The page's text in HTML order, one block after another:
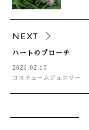
NEXT
ハートのブローチ
2026.02.10
コスチュームジュエリー